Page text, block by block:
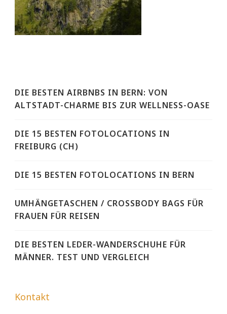
DIE BESTEN AIRBNBS IN BERN: VON
ALTSTADT-CHARME BIS ZUR WELLNESS-OASE
DIE 15 BESTEN FOTOLOCATIONS IN
FREIBURG (CH)
DIE 15 BESTEN FOTOLOCATIONS IN BERN
UMHÄNGETASCHEN / CROSSBODY BAGS FÜR
FRAUEN FÜR REISEN
DIE BESTEN LEDER-WANDERSCHUHE FÜR
MÄNNER. TEST UND VERGLEICH
Kontakt